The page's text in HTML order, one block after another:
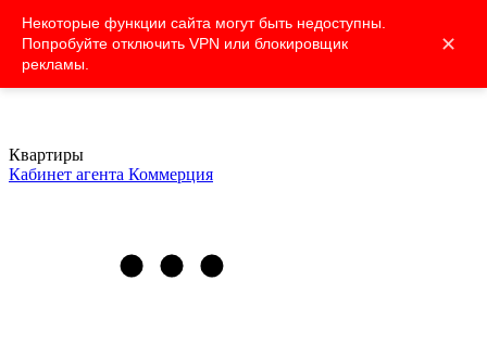
Некоторые функции сайта могут быть недоступны.
Попробуйте отключить VPN или блокировщик
рекламы.
✕
Квартиры
Кабинет агента Коммерция